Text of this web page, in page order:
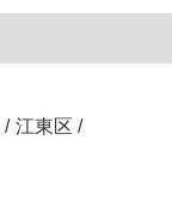
/ 江東区 /